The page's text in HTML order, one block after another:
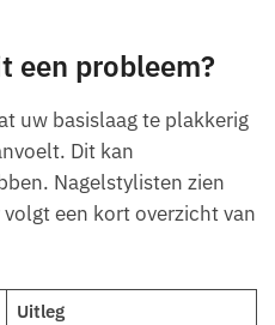
een probleem?
uw basislaag te plakkerig
Dit kan
Nagelstylisten zien
een kort overzicht van
Uitleg